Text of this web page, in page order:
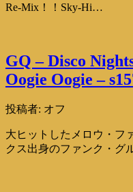
Re-Mix！！Sky-Hi…
GQ – Disco
Oogie Oogie –
投稿者: オフ
大ヒットしたメロウ・フ
クス出身のファンク・グ